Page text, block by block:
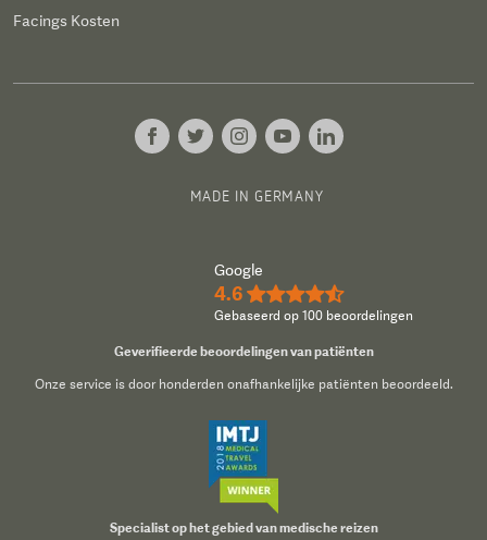
Facings Kosten
MADE IN GERMANY
Google
4.6 ★★★★½
Gebaseerd op 100 beoordelingen
Geverifieerde beoordelingen van patiënten
Onze service is door honderden onafhankelijke patiënten beoordeeld.
Specialist op het gebied van medische reizen